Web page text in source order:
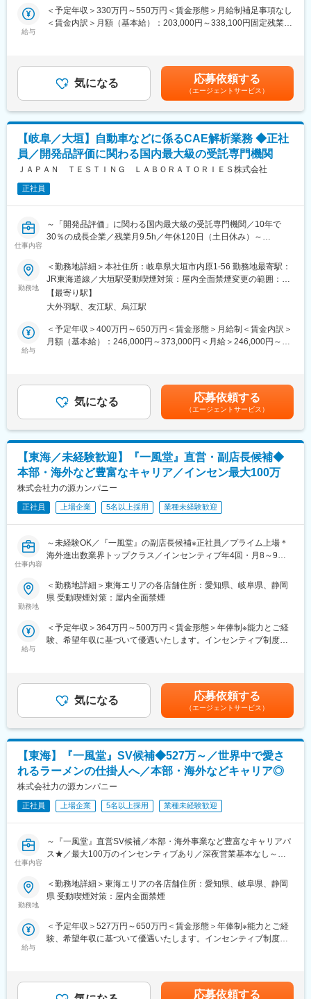
■当社について：
【電子申請を初めて行った企業】業界で初めてWEB上で申請が出
来る電子申請サービスを行ったのが当社です。電子申請は大きく
省人化に繋がり、大手ハウスメーカーや工務店から大きな支持を
得ています。
変更の範囲：会社の定める業務
・節税対策やリスク回避の方法など税務戦略の策定
・税務当局の調査への対応、コンプライアンスの維持 など
相続コンサルティング
・相続税申告または手続き代行業務
・相続人とのヒアリングを通じた、最適な相続方法の提案
・新規顧客に向けた事業承継コンサル業務
・法人オーナーへ向けた辻本郷のグループソリューション提案
（保険・不動産・М＆A・ITソフト提案） など
上記の中から、経験や希望を考慮してお任せできるところから業
務をお願いいたします。
■特徴：
＜チーム連携＞
税務に関わる様々な分野のエキスパートが集結し、案件によって
チームを組んで業務を進めることもあります。チーム連携を通じ
て、他のエキスパートによる協力と刺激を受けながら自身の専門
スキルを磨くことが出来る環境です。
中小企業が主な顧問先になりますが、医療法人、公益法人、社会
福祉法人、地方公共団体、海外法人、そして個人と、幅広いお客
変更の範囲：会社の定める業務
給与
＜予定年収＞330万円～550万円＜賃金形態＞月給制補足事項なし
＜賃金内訳＞月額（基本給）：203,000円～338,100円固定残業手
＞※給与詳細は資格、経験・前職等を考慮の上同社規定により決定
■昇給：原則年1回■賞与：年2回■インセンティブ制度あり※管理監
督者として採用となった場合は固定残業の支給はありません。賃
金はあくまでも目安の金額であり、選考を通じて上下する可能性
があります。月給(月額)は固定手当を含めた表記です。
気になる 応募依頼する
（エージェントサービス）
【岐阜／大垣】自動車などに係るCAE解析業務 ◆正社
員／開発品評価に関わる国内最大級の受託専門機関
ＪＡＰＡＮ ＴＥＳＴＩＮＧ ＬＡＢＯＲＡＴＯＲＩＥＳ株式会社
正社員
仕事内容
～「開発品評価」に関わる国内最大級の受託専門機関／10年で
30％の成長企業／残業月9.5h／年休120日（土日休み）～
■業務概要
自動車メーカーなど幅広い顧客先より課題をヒアリングし、提案
型の技術支援を行います。主担当として、構造・振動・熱流体な
どの幅広い分野の解析業務をお任せします。
・衝突解析、熱解析
・振動解析、流体解析、他多数
・上記を含む解析手法の提案等
ご自身の知見が深まります。
お客様の課題解決に直結したことを実感しやすく、成果が見えや
社員一人ひとりがお客様との距離が近く、年齢関係なく裁量を持
って主役として仕事に取り組むことができます。当社は平均年齢
33歳と比較的若く、男女比・文理比も半々とフラットな環境で
す。
■当社の特長
・競合他社数は100社程度のニッチな業界で、自動車をコアに、
成長産業に携わっている会社です。今後は需要の高まる電気自動
車の評価や試験を行っていきたいと考えています。
・成長率は10年で30％と、今後も伸びが期待できる今後の成長性
・完全に独立した第三者機関の受託分析業。関わる製品は様々
で、成長環境がございます。開発現場で必要とされる評価分析技
変更の範囲：会社の定める業務
勤務地
＜勤務地詳細＞本社住所：岐阜県大垣市内原1-56 勤務地最寄駅：
JR東海道線／大垣駅受動喫煙対策：屋内全面禁煙変更の範囲：会
社の定める事業所
【最寄り駅】
大外羽駅、友江駅、烏江駅
給与
＜予定年収＞400万円～650万円＜賃金形態＞月給制＜賃金内訳＞
月額（基本給）：246,000円～373,000円＜月給＞246,000円～
気になる 応募依頼する
（エージェントサービス）
【東海／未経験歓迎】『一風堂』直営・副店長候補◆
本部・海外など豊富なキャリア／インセン最大100万
株式会社力の源カンパニー
正社員 上場企業 5名以上採用 業種未経験歓迎
仕事内容
～未経験OK／『一風堂』の副店長候補※正社員／プライム上場＊
海外進出数業界トップクラス／インセンティブ年4回・月8～9
国内外で約300店舗、世界15の国や地域で展開する世界的ブラン
ていただける環境があり、自身の裁量で企画・マネジメントまで
幅広く携われるチャンスがございます。
・店舗の売上金、食材、衛生管理
・スタッフ育成、シフト管理
・店舗の経営戦略、売上施策立案 など
■入社後のキャリアについて
まずは座学研修⇒研修店舗でのOJT研修を行います。毎月、人事
による面談があり、未経験の方でも安心して勤務することができ
ます。
ご自身のライフステージの変化に合わせて、途中から働き方を変
えるなど柔軟な区分変更が可能です。
せるポジションとなっております。
・月8～9休／深夜営業基本なし
・休日出勤などもブロック長、SVがサポートしていますのでエリ
■将来ビジョン
目指すのは2028年3月期にグループ売上高500億、営業利益50億
当社はこれからも新たな地域や国に新事業を拡大していくため、
多彩なキャリアパスがございます。
勤務地
＜勤務地詳細＞東海エリアの各店舗住所：愛知県、岐阜県、静岡
県 受動喫煙対策：屋内全面禁煙
給与
＜予定年収＞364万円～500万円＜賃金形態＞年俸制※能力とご経
験、希望年収に基づいて優遇いたします。インセンティブ制度あ
387,582円（12分割）（一律手当を含む）＜昇給有無＞有＜残業
手当＞有＜給与補足＞■昇給年1回、インセンティブ制度：年4回
（店舗の目標達成時に支給）■モデル例:・入社2年目24歳・店長
職/(インセンティブ含む年俸)470万円・入社5年目27歳・SV職/(イ
ンセンティブ含む年俸)580万円・入社8年目30歳・ブロック長
職/(インセンティブ含む年俸)660万円賃金はあくまでも目安の金額
であり、選考を通じて上下する可能性があります。月給(月額)は固
定手当を含めた表記です。
気になる 応募依頼する
（エージェントサービス）
【東海】『一風堂』SV候補◆527万～／世界中で愛さ
れるラーメンの仕掛人へ／本部・海外などキャリア◎
株式会社力の源カンパニー
正社員 上場企業 5名以上採用 業種未経験歓迎
仕事内容
～『一風堂』直営SV候補／本部・海外事業など豊富なキャリアパ
ス★／最大100万のインセンティブあり／深夜営業基本なし～
国内外で約300店舗、世界15の国や地域で展開する世界的ブラン
ド『一風堂』のSV候補をお任せいたします。
す。
・調理業務、仕込み、ホール業務
勤務地
＜勤務地詳細＞東海エリアの各店舗住所：愛知県、岐阜県、静岡
県 受動喫煙対策：屋内全面禁煙
給与
＜予定年収＞527万円～650万円＜賃金形態＞年俸制※能力とご経
験、希望年収に基づいて優遇いたします。インセンティブ制度あ
486,666円（12分割）（一律手当を含む）＜昇給有無＞有＜残業
応募依頼する